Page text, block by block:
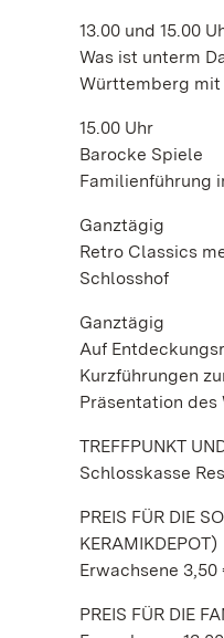
13.00 und 15.00
Was ist unterm
Württemberg mit
15.00 Uhr
Barocke Spiele
Familienführung
Ganztägig
Retro Classics
Schlosshof
Ganztägig
Auf
Kurzführungen
Präsentation des
TREFFPUNKT
Schlosskasse
PREIS FÜR DIE
KERAMIKDEPOT)
Erwachsene
PREIS FÜR DIE